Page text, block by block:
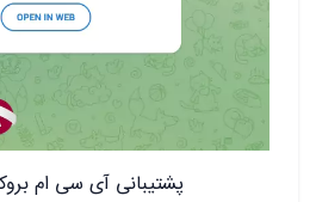
پشتیبانی آی سی ام